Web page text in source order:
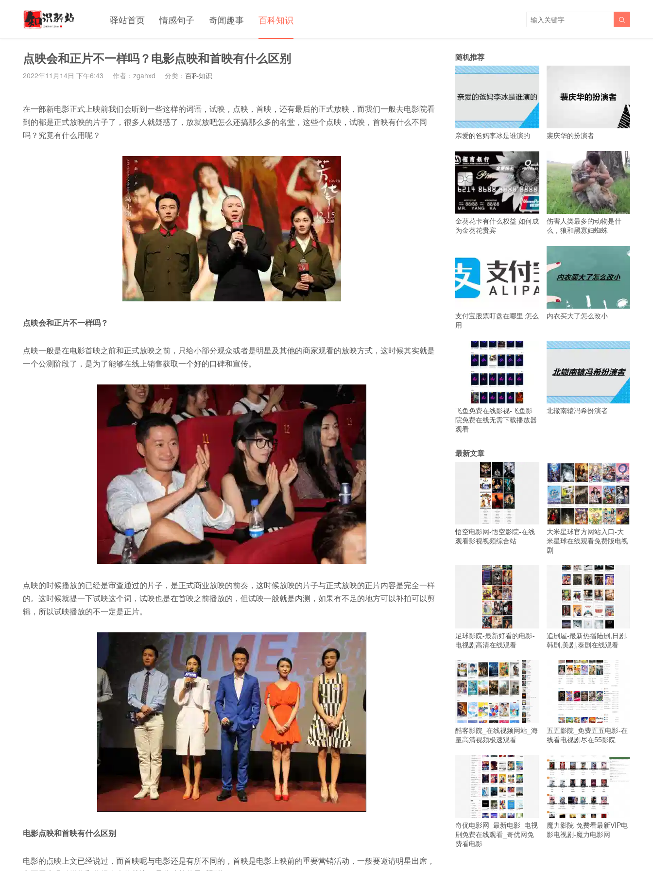
驿站首页 情感句子 奇闻趣事 百科知识 
点映会和正片不一样吗？电影点映和首映有什么区别
2022年11月14日 下午6:43 作者：zgahxd 分类： 百科知识
在一部新电影正式上映前我们会听到一些这样的词语，试映，点映，首映，还有最后的正式放映，而我们一般去电影院看
到的都是正式放映的片子了，很多人就疑惑了，放就放吧怎么还搞那么多的名堂，这些个点映，试映，首映有什么不同
吗？究竟有什么用呢？
点映会和正片不一样吗？
点映一般是在电影首映之前和正式放映之前，只给小部分观众或者是明星及其他的商家观看的放映方式，这时候其实就是
一个公测阶段了，是为了能够在线上销售获取一个好的口碑和宣传。
点映的时候播放的已经是审查通过的片子，是正式商业放映的前奏，这时候放映的片子与正式放映的正片内容是完全一样
的。这时候就提一下试映这个词，试映也是在首映之前播放的，但试映一般就是内测，如果有不足的地方可以补拍可以剪
辑，所以试映播放的不一定是正片。
电影点映和首映有什么区别
电影的点映上文已经说过，而首映呢与电影还是有所不同的，首映是电影上映前的重要营销活动，一般要邀请明星出席，
随机推荐
亲爱的爸妈李冰是谁演的 裴庆华的扮演者
金葵花卡有什么权益 如何成
为金葵花贵宾
伤害人类最多的动物是什
么，狼和黑寡妇蜘蛛
支付宝股票盯盘在哪里 怎么
用
内衣买大了怎么改小
飞鱼免费在线影视-飞鱼影
院免费在线无需下载播放器
观看
北辙南辕冯希扮演者
最新文章
悟空电影网-悟空影院-在线
观看影视视频综合站
大米星球官方网站入口-大
米星球在线观看免费版电视
剧
足球影院-最新好看的电影-
电视剧高清在线观看
追剧屋-最新热播陆剧,日剧,
韩剧,美剧,泰剧在线观看
酷客影院_在线视频网站_海
量高清视频极速观看
五五影院_免费五五电影-在
线看电视剧尽在55影院
奇优电影网_最新电影_电视
剧免费在线观看_奇优网免
费看电影
魔力影院-免费看最新VIP电
影电视剧-魔力电影网